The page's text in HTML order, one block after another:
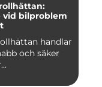
vid bilproblem
handlar
och säker